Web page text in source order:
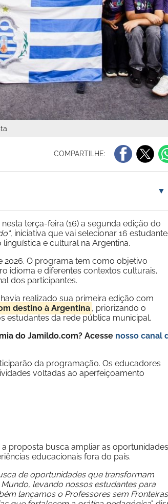
COMPARTILHE:
▼
terça-feira (16) a segunda edição do
, iniciativa que vai selecionar 16
e cultural na Argentina.
2026. O programa tem como objetivo
idioma e diferentes contextos culturais,
dos participantes.
realizado sua primeira edição com
destino à Argentina , priorizando o
estudantes da rede pública municipal.
do Jamildo.com? Acesse nosso canal
da programação. Os educadores
voltadas ao aperfeiçoamento
proposta busca ampliar as oportunidades
educacionais fora do país.
de oportunidades que transformam
levando nossos estudantes para
lançamos o Professores sem